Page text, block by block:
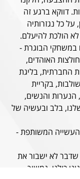
דווקא ברגע זה
על כל נגזרותיה
הולכת להיעלם.
במשחקי הבוגרת -
האוהדים,
החברתית, בליגת
בקריית
הנערות והנשים,
בלב ובעשיה של
העשייה המשותפת -
שדבר לא ישבור את
כולנו. נמשיך